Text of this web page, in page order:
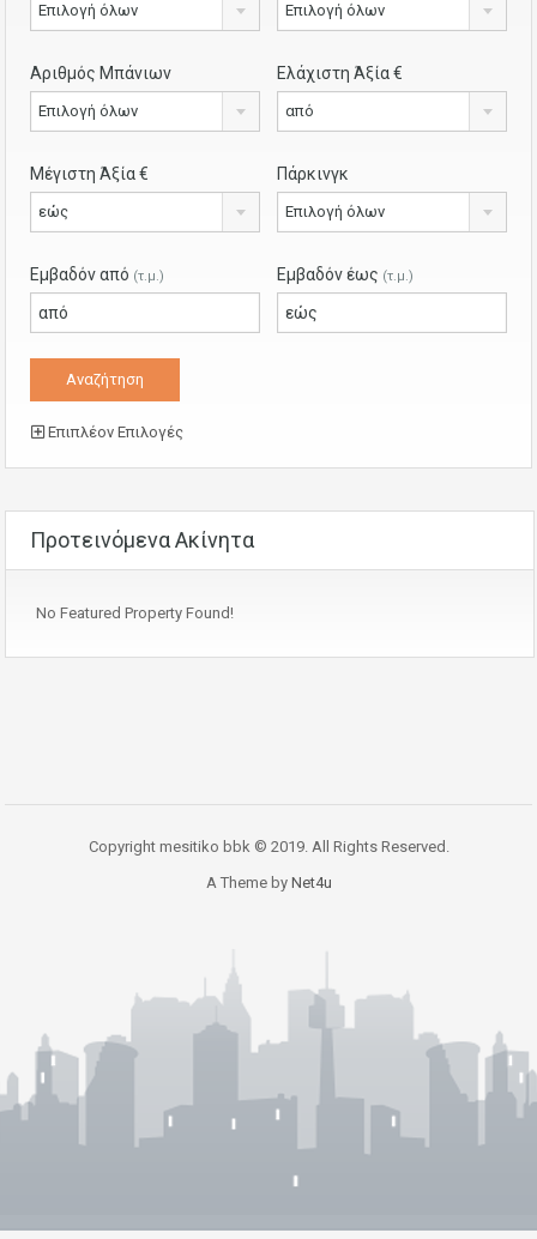
Επιλογή όλων Επιλογή όλων
Αριθμός Μπάνιων
Επιλογή όλων
Ελάχιστη Άξία €
από
Μέγιστη Άξία €
εώς
Πάρκινγκ
Επιλογή όλων
Εμβαδόν από (τ.μ.) Εμβαδόν έως (τ.μ.)
Επιπλέον Επιλογές
Προτεινόμενα Ακίνητα
No Featured Property Found!
Copyright mesitiko bbk © 2019. All Rights Reserved.
A Theme by Net4u